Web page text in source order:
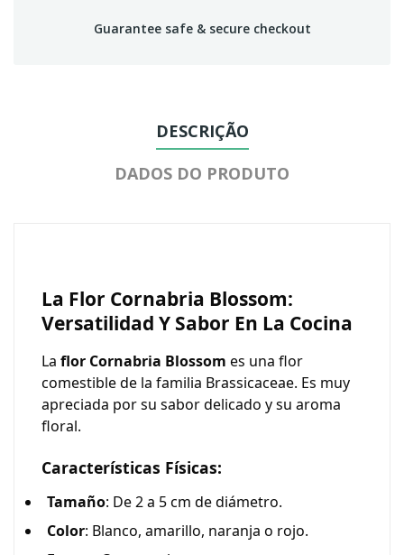
Guarantee safe & secure checkout
DESCRIÇÃO
DADOS DO PRODUTO
La Flor Cornabria Blossom:
Versatilidad Y Sabor En La Cocina
La flor Cornabria Blossom es una flor
comestible de la familia Brassicaceae. Es muy
apreciada por su sabor delicado y su aroma
floral.
Características Físicas:
Tamaño: De 2 a 5 cm de diámetro.
Color: Blanco, amarillo, naranja o rojo.